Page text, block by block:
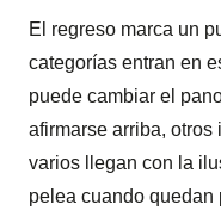
El regreso marca un
categorías entran en
puede cambiar el
afirmarse arriba, otros
varios llegan con la
pelea cuando quedan